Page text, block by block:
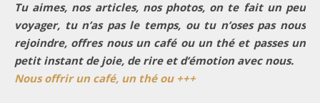
Tu aimes, nos articles, nos photos, on te fait un peu
voyager, tu n’as pas le temps, ou tu n’oses pas nous
rejoindre, offres nous un café ou un thé et passes un
petit instant de joie, de rire et d’émotion avec nous.
Nous offrir un café, un thé ou +++